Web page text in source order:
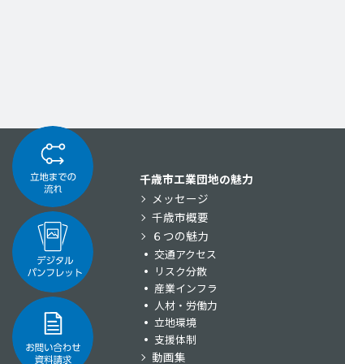
千歳市工業団地の魅力
メッセージ
千歳市概要
６つの魅力
交通アクセス
リスク分散
産業インフラ
人材・労働力
立地環境
支援体制
動画集